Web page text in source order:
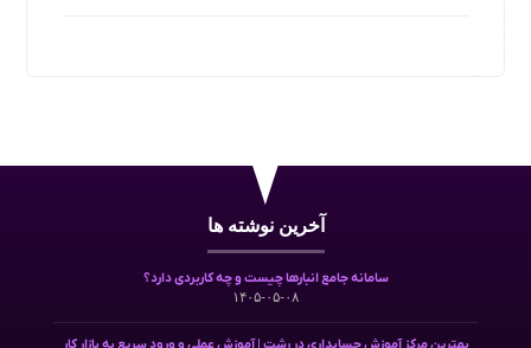
آخرین نوشته ها
سامانه جامع انبارها چیست و چه کاربردی دارد؟
۱۴۰۵-۰۵-۰۸
بهترین مرکز آموزش حسابداری در رشت | آموزش عملی و ورود سریع به بازار کار